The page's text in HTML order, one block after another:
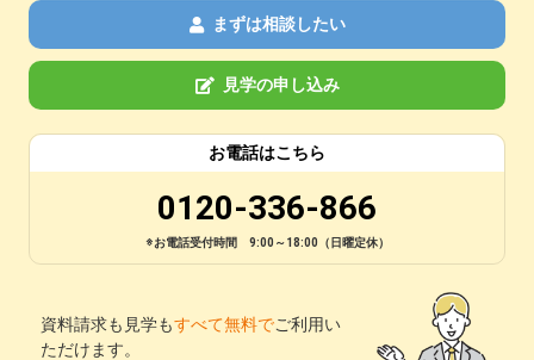
まずは相談したい
見学の申し込み
お電話はこちら
0120-336-866
※お電話受付時間 9:00～18:00（日曜定休）
資料請求も見学もすべて無料でご利用い
ただけます。